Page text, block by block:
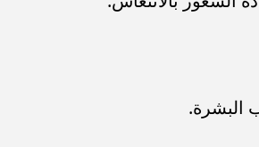
البشرة.